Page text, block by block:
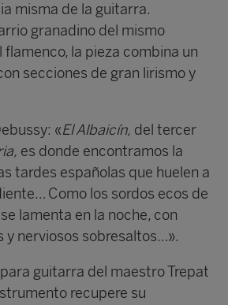
misma de la guitarra.
granadino del mismo
flamenco, la pieza combina un
secciones de gran lirismo y
«El Albaicín, del tercer
es donde encontramos la
tardes españolas que huelen a
Como los sordos ecos de
lamenta en la noche, con
y nerviosos sobresaltos…».
guitarra del maestro Trepat
recupere su